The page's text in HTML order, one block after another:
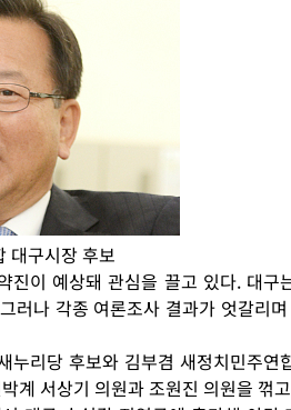
대구시장 후보
진이 예상돼 관심을 끌고 있다. 대구
러나 각종 여론조사 결과가 엇갈리
누리당 후보와 김부겸 새정치민주연
계 서상기 의원과 조원진 의원을 꺾